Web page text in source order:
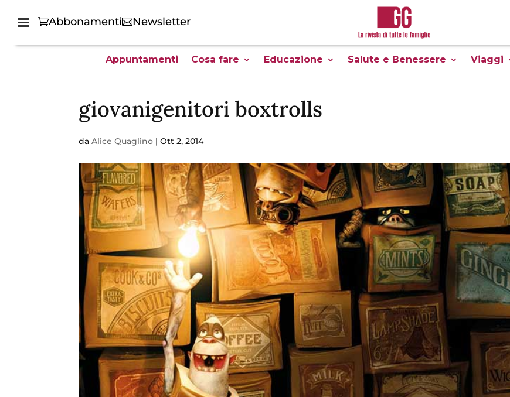
Abbonamenti Newsletter
Appuntamenti Cosa fare Educazione Salute e Benessere Viaggi
giovanigenitori boxtrolls
daAlice Quaglino |Ott 2, 2014